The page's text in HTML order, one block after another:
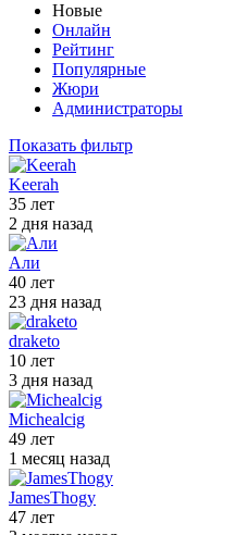
Новые
Онлайн
Рейтинг
Популярные
Жюри
Администраторы
Показать фильтр
Keerah
35 лет
2 дня назад
Али
40 лет
23 дня назад
draketo
10 лет
3 дня назад
Michealcig
49 лет
1 месяц назад
JamesThogy
47 лет